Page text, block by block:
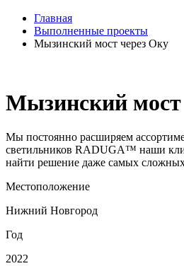
Главная
Выполненные проекты
Мызинский мост через Оку
Мызинский мост
Мы постоянно расширяем
светильников RADUGA™ наши
найти решение даже самых
Местоположение
Нижний Новгород
Год
2022